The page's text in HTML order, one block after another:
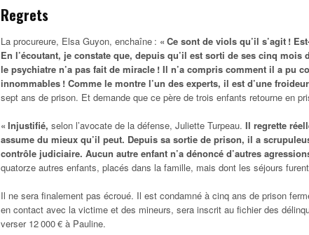
Regrets
La procureure, Elsa Guyon, enchaîne : « Ce sont de viols qu’il s’agit !
En l’écoutant, je constate que, depuis qu’il est sorti de ses cinq mois
le psychiatre n’a pas fait de miracle ! Il n’a compris comment il a pu
innommables ! Comme le montre l’un des experts, il est d’une
sept ans de prison. Et demande que ce père de trois enfants retourne en
« Injustifié, selon l’avocate de la défense, Juliette Turpeau. Il regrette
assume du mieux qu’il peut. Depuis sa sortie de prison, il a
contrôle judiciaire. Aucun autre enfant n’a dénoncé d’autres
quatorze autres enfants, placés dans la famille, mais dont les séjours
Il ne sera finalement pas écroué. Il est condamné à cinq ans de prison
en contact avec la victime et des mineurs, sera inscrit au fichier des
verser 12 000 € à Pauline.